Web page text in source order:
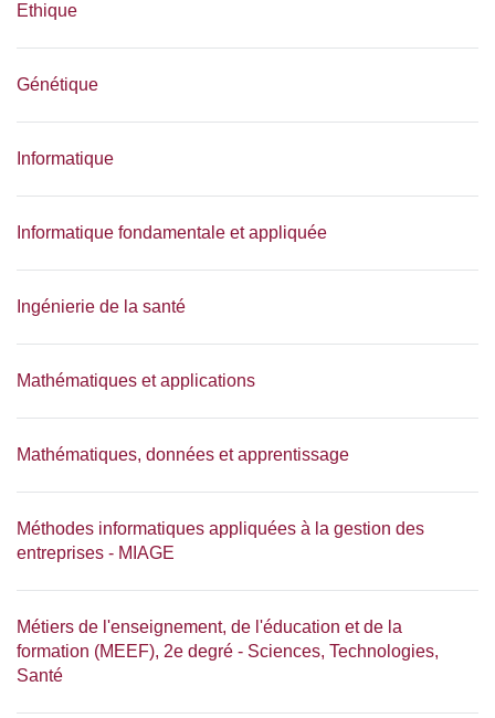
Ethique
Génétique
Informatique
Informatique fondamentale et appliquée
Ingénierie de la santé
Mathématiques et applications
Mathématiques, données et apprentissage
Méthodes informatiques appliquées à la gestion des
entreprises - MIAGE
Métiers de l'enseignement, de l'éducation et de la
formation (MEEF), 2e degré - Sciences, Technologies,
Santé